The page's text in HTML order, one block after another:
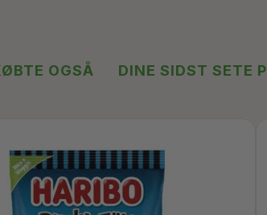
OGSÅ DINE SIDST SETE